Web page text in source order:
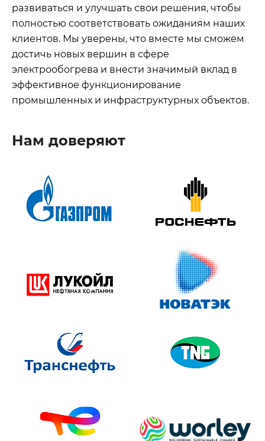
развиваться и улучшать свои решения, чтобы
полностью соответствовать ожиданиям наших
клиентов. Мы уверены, что вместе мы сможем
достичь новых вершин в сфере
электрообогрева и внести значимый вклад в
эффективное функционирование
промышленных и инфраструктурных объектов.
Нам доверяют